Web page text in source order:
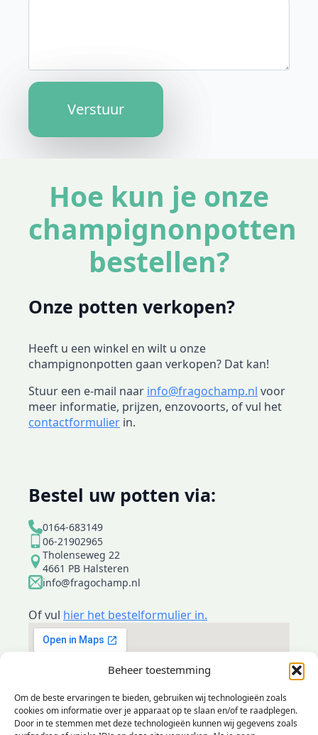
Beheer toestemming
Om de beste ervaringen te bieden, gebruiken wij technologieën zoals
cookies om informatie over je apparaat op te slaan en/of te raadplegen.
Door in te stemmen met deze technologieën kunnen wij gegevens zoals
Verstuur
Hoe kun je onze
champignonpotten
bestellen?
Onze potten verkopen?
Heeft u een winkel en wilt u onze
champignonpotten gaan verkopen? Dat kan!
Stuur een e-mail naar info@fragochamp.nl voor
meer informatie, prijzen, enzovoorts, of vul het
contactformulier in.
Bestel uw potten via:
0164-683149
06-21902965
Tholenseweg 22
4661 PB Halsteren
info@fragochamp.nl
Of vul hier het bestelformulier in.